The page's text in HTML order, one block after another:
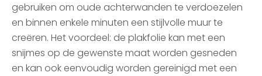
gebruiken om oude achterwanden te verdoezelen
en binnen enkele minuten een stijlvolle muur te
creëren. Het voordeel: de plakfolie kan met een
snijmes op de gewenste maat worden gesneden
en kan ook eenvoudig worden gereinigd met een